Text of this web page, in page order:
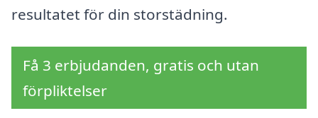
resultatet för din storstädning.
Få 3 erbjudanden, gratis och utan
förpliktelser